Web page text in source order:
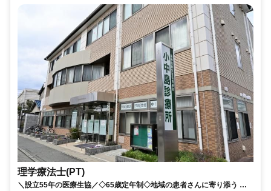
理学療法士(PT)
＼設立55年の医療生協／◇65歳定年制◇地域の患者さんに寄り添う あ